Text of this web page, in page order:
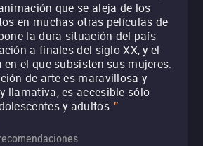
que se aleja de los
en muchas otras películas de
la dura situación del país
a finales del siglo XX, y el
el que subsisten sus mujeres.
de arte es maravillosa y
llamativa, es accesible sólo
y adultos."